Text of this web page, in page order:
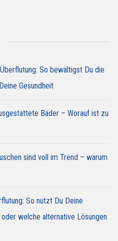
So bewältigst Du die
Gesundheit
Bäder – Worauf ist zu
sind voll im Trend – warum
So nutzt Du Deine
welche alternative Lösungen